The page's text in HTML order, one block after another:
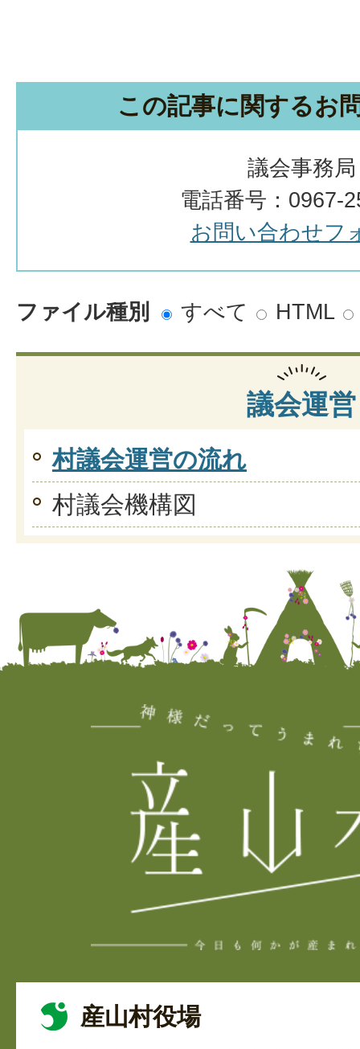
この記事に関するお
議会事務局
電話番号：0967-
お問い合わせフ
ファイル種別 すべて HTML
議会運営
村議会運営の流れ
村議会機構図
産山村役場